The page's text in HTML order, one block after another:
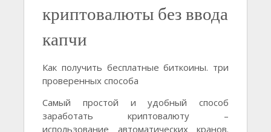
криптовалюты без ввода
капчи
Как получить бесплатные биткоины. три
проверенных способа
Самый простой и удобный способ
заработать криптовалюту –
использование автоматических кранов.